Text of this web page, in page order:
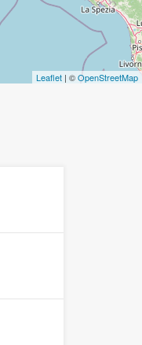
Leaflet | ©OpenStreetMap